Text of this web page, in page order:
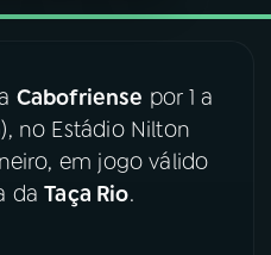
Cabofriense por 1 a
no Estádio Nilton
em jogo válido
daTaça Rio.